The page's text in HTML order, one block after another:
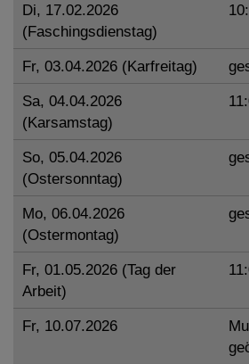
Di, 17.02.2026
(Faschingsdienstag)
Fr, 03.04.2026 (Karfreitag)
Sa, 04.04.2026
(Karsamstag)
So, 05.04.2026
(Ostersonntag)
Mo, 06.04.2026
(Ostermontag)
Fr, 01.05.2026 (Tag der
Arbeit)
Fr, 10.07.2026